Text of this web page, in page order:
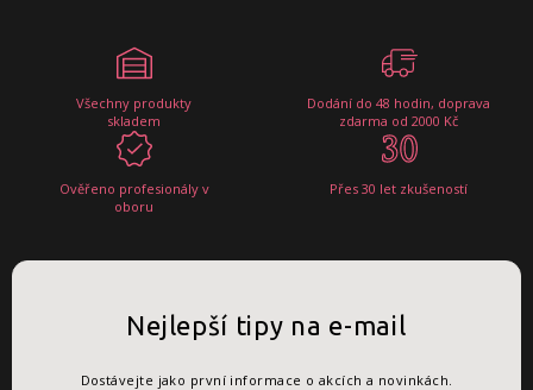
Všechny produkty
skladem
Dodání do 48 hodin, doprava
zdarma od 2000 Kč
Ověřeno profesionály v
oboru
Přes 30 let zkušeností
Nejlepší tipy na e-mail
Dostávejte jako první informace o akcích a novinkách.